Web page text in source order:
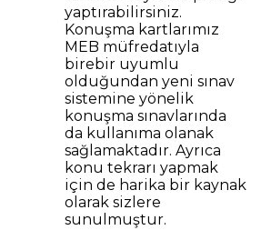
yaptırabilirsiniz.
Konuşma kartlarımız
MEB müfredatıyla
birebir uyumlu
olduğundan yeni sınav
sistemine yönelik
konuşma sınavlarında
da kullanıma olanak
sağlamaktadır. Ayrıca
konu tekrarı yapmak
için de harika bir kaynak
olarak sizlere
sunulmuştur.